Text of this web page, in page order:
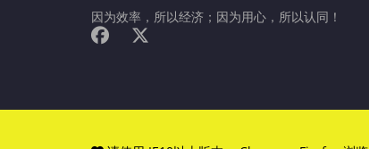
因为效率，所以经济；因为用心，所以认同！